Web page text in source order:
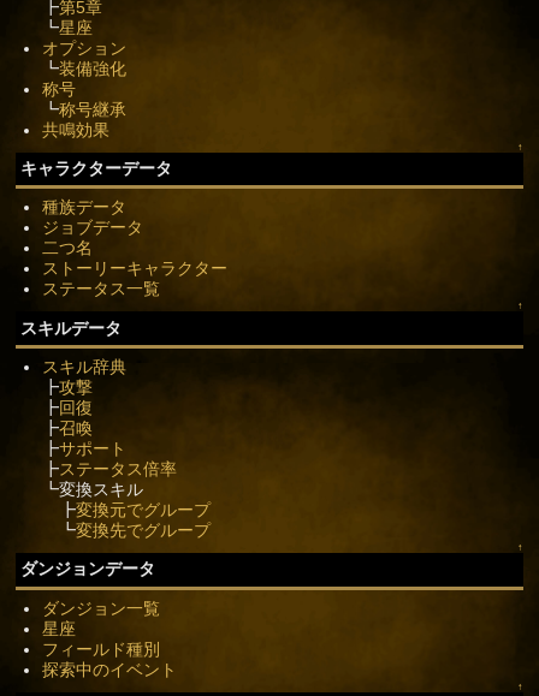
┣第5章
┗星座
オプション
┗装備強化
称号
┗称号継承
共鳴効果
↑
キャラクターデータ
種族データ
ジョブデータ
二つ名
ストーリーキャラクター
ステータス一覧
↑
スキルデータ
スキル辞典
┣攻撃
┣回復
┣召喚
┣サポート
┣ステータス倍率
┗変換スキル
┣変換元でグループ
┗変換先でグループ
↑
ダンジョンデータ
ダンジョン一覧
星座
フィールド種別
探索中のイベント
↑